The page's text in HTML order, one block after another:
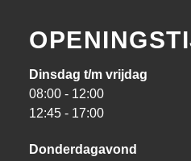
Dinsdag t/m vrijdag
08:00 - 12:00
12:45 - 17:00
Donderdagavond